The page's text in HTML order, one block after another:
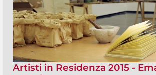
Artisti in Residenza 2015 -